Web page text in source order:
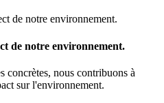
de notre environnement.
concrètes, nous contribuons à
sur l'environnement.